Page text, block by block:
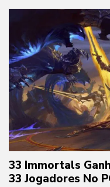
33 Immortals
33 Jogadores No